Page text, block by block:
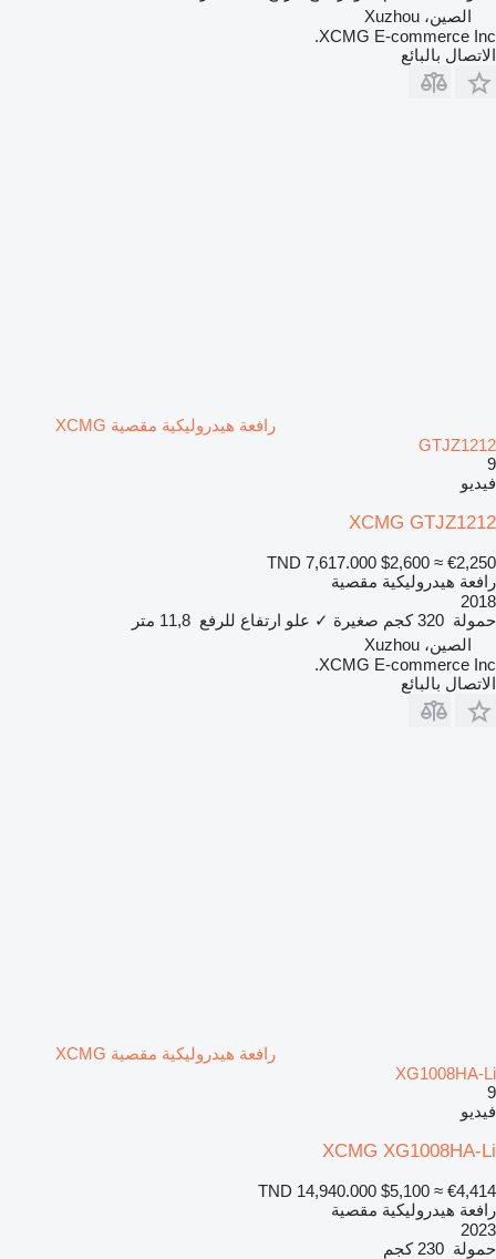
الصين، Xuzhou
XCMG E-commerce Inc.
الاتصال بالبائع
رافعة هيدروليكية مقصية XCMG
GTJZ1212
9
فيديو
XCMG GTJZ1212
TND 7,617.000 $2,600 ≈ €2,250
رافعة هيدروليكية مقصية
2018
حمولة 320 كجم صغيرة ✓ علو ارتفاع للرفع 11,8 متر
الصين، Xuzhou
XCMG E-commerce Inc.
الاتصال بالبائع
رافعة هيدروليكية مقصية XCMG
XG1008HA-Li
9
فيديو
XCMG XG1008HA-Li
TND 14,940.000 $5,100 ≈ €4,414
رافعة هيدروليكية مقصية
2023
حمولة 230 كجم